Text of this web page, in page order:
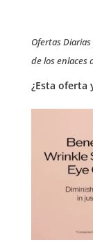
Ofertas
de los enlaces
¿Esta oferta